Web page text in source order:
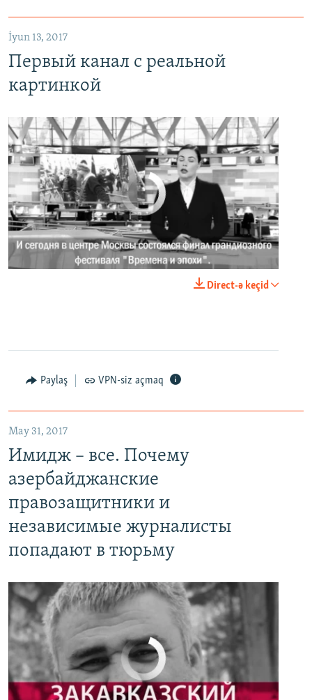
İyun 13, 2017
Первый канал с реальной
картинкой
No media source currently available
Direct-ə keçid
Paylaş VPN-siz açmaq
May 31, 2017
Имидж – все. Почему
азербайджанские
правозащитники и
независимые журналисты
попадают в тюрьму
EMBED
Имидж – все. Почему азербайджанские правозащитники и независимые журналисты попадают в тюрьму
No media source currently available